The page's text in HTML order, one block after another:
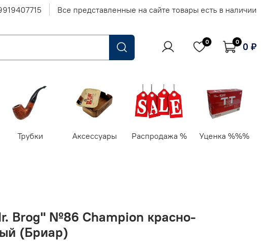
Все представленные на сайте товары есть в наличии
0 0 0 ₽
Трубки Аксессуары Распродажа % Уценка %%%
Brog" №86 Champion красно-
(Бриар)